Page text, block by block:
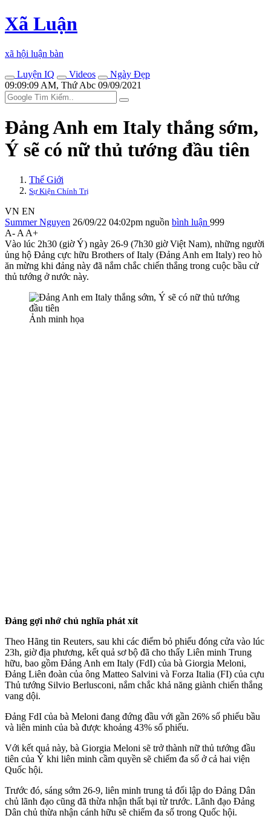
Xã Luận
xã hội luận bàn
Luyện IQ
Videos
Ngày Đẹp
09:09:09 AM, Thứ Abc 09/09/2021
Đảng Anh em Italy thắng sớm,
Ý sẽ có nữ thủ tướng đầu tiên
Thế Giới
Sự Kiện Chính Trị
VN EN
Summer Nguyen 26/09/22 04:02pm nguồn bình luận 999
A- A A+
Vào lúc 2h30 (giờ Ý) ngày 26-9 (7h30 giờ Việt Nam), những người
ủng hộ Đảng cực hữu Brothers of Italy (Đảng Anh em Italy) reo hò
ăn mừng khi đảng này đã nắm chắc chiến thắng trong cuộc bầu cử
thủ tướng ở nước này.
Ảnh minh họa
Đảng gợi nhớ chủ nghĩa phá‌t xí‌t
Theo Hãng tin Reuters, sau khi các điểm bỏ phiếu đóng cửa vào lúc
23h, giờ địa phương, kết quả sơ bộ đã cho thấy Liên minh Trung
hữu, bao gồm Đảng Anh em Italy (FdI) của bà Giorgia Meloni,
Đảng Liên đoàn của ông Matteo Salvini và Forza Italia (FI) của cựu
Thủ tướng Silvio Berlusconi, nắm chắc khả năng giành chiến thắng
vang dội.
Đảng FdI của bà Meloni đang đứng đầu với gần 26% số phiếu bầu
và liên minh của bà được khoảng 43% số phiếu.
Với kết quả này, bà Giorgia Meloni sẽ trở thành nữ thủ tướng đầu
tiên của Ý khi liên minh cầm quyền sẽ chiếm đa số ở cả hai viện
Quốc hội.
Trước đó, sáng sớm 26-9, liên minh trung tả đối lập do Đảng Dân
chủ lãnh đạo cũng đã thừa nhận thất bại từ trước. Lãnh đạo Đảng
Dân chủ thừa nhận cánh hữu sẽ chiếm đa số trong Quốc hội.